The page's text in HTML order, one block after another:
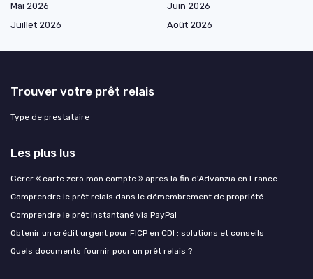
Mai 2026
Juin 2026
Juillet 2026
Août 2026
Trouver votre prêt relais
Type de prestataire
Les plus lus
Gérer « carte zero mon compte » après la fin d’Advanzia en France
Comprendre le prêt relais dans le démembrement de propriété
Comprendre le prêt instantané via PayPal
Obtenir un crédit urgent pour FICP en CDI : solutions et conseils
Quels documents fournir pour un prêt relais ?